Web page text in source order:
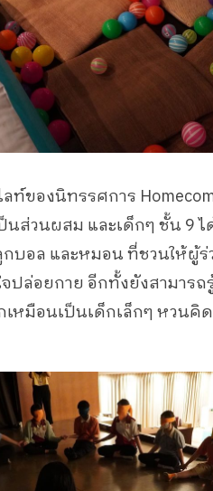
ท์ของนิทรรศการ
นส่วนผสม และเด็กๆ ชั้น 9
บอล และหมอน ที่ชวนให้ผู้
จปล่อยกาย อีกทั้งยังสามา
หมือนเป็นเด็กเล็กๆ หวนคิ